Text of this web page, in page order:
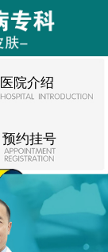
医院介绍
预约挂号